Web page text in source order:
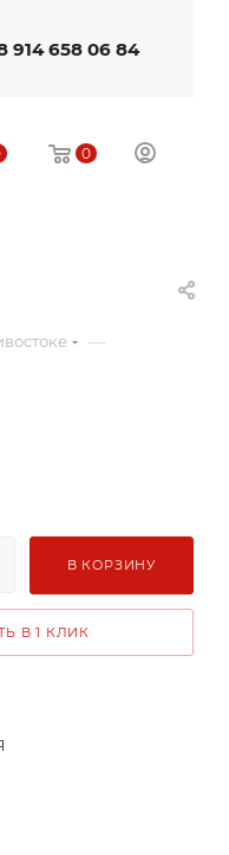
914 658 06 84
0
—
В КОРЗИНУ
В 1 КЛИК